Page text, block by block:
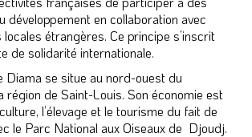
développement en collaboration avec
étrangères. Ce principe s’inscrit
de solidarité internationale.
Diama se situe au nord-ouest du
région de Saint-Louis. Son économie est
l’élevage et le tourisme du fait de
le Parc National aux Oiseaux de Djoudj.